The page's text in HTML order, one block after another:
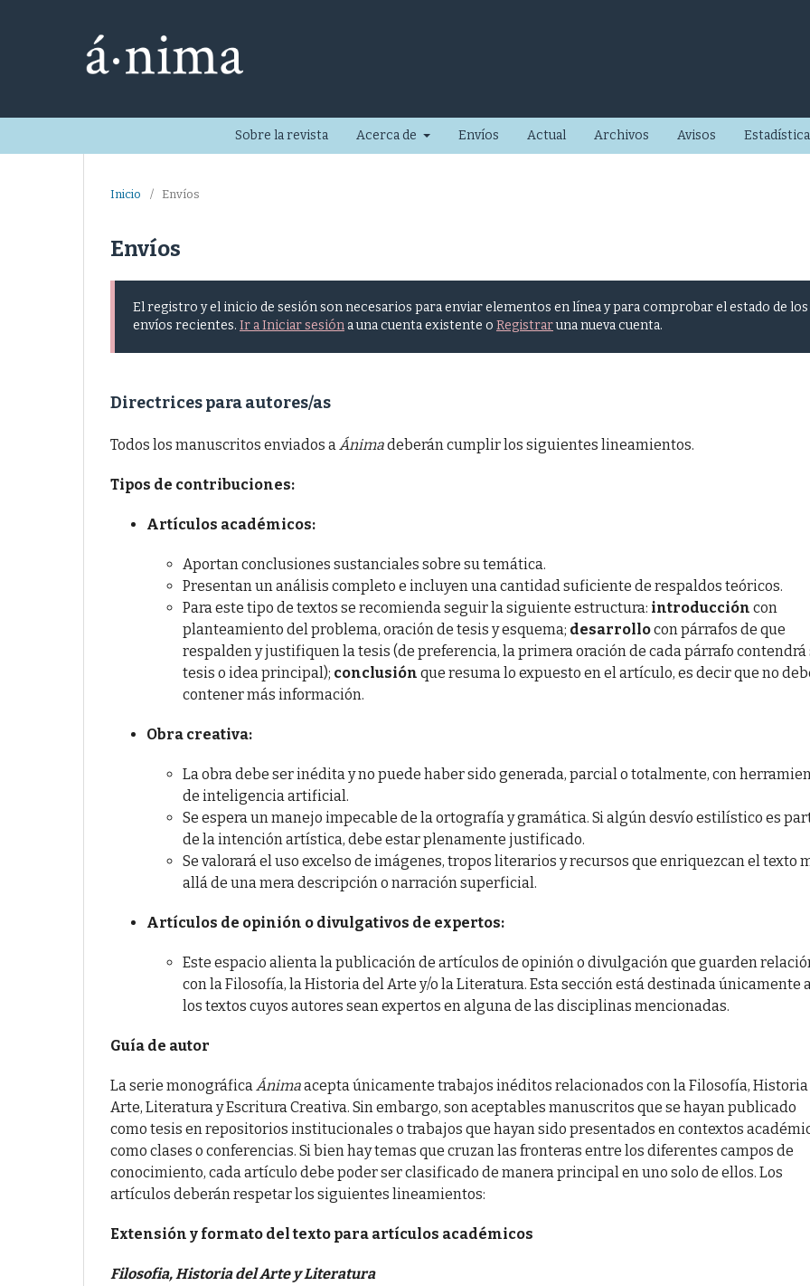
Sobre la revista Acerca de Envíos Actual Archivos Avisos
Inicio / Envíos
Envíos
El registro y el inicio de sesión son necesarios para enviar elementos en línea y para comprobar el estado de los
envíos recientes. Ir a Iniciar sesión a una cuenta existente o Registraruna nueva cuenta.
Directrices para autores/as
Todos los manuscritos enviados aÁnimadeberán cumplir los siguientes lineamientos.
Tipos de contribuciones:
Artículos académicos:
Aportan conclusiones sustanciales sobre su temática.
Presentan un análisis completo e incluyen una cantidad suficiente de respaldos teóricos.
Para este tipo de textos se recomienda seguir la siguiente estructura: introducción con
planteamiento del problema, oración de tesis y esquema; desarrollocon párrafos de que
respalden y justifiquen la tesis (de preferencia, la primera oración de cada párrafo contendrá
tesis o idea principal); conclusión que resuma lo expuesto en el artículo, es decir que no
contener más información.
Obra creativa:
La obra debe ser inédita y no puede haber sido generada, parcial o totalmente, con
de inteligencia artificial.
Se espera un manejo impecable de la ortografía y gramática. Si algún desvío estilístico es
de la intención artística, debe estar plenamente justificado.
Se valorará el uso excelso de imágenes, tropos literarios y recursos que enriquezcan el texto
allá de una mera descripción o narración superficial.
Artículos de opinión o divulgativos de expertos:
Este espacio alienta la publicación de artículos de opinión o divulgación que guarden
con la Filosofía, la Historia del Arte y/o la Literatura. Esta sección está destinada únicamente
los textos cuyos autores sean expertos en alguna de las disciplinas mencionadas.
Guía de autor
La serie monográficaÁnimaacepta únicamente trabajos inéditos relacionados con la Filosofía,
Arte, Literatura y Escritura Creativa. Sin embargo, son aceptables manuscritos que se hayan publicado
como tesis en repositorios institucionales o trabajos que hayan sido presentados en contextos
como clases o conferencias. Si bien hay temas que cruzan las fronteras entre los diferentes campos de
conocimiento, cada artículo debe poder ser clasificado de manera principal en uno solo de ellos. Los
artículos deberán respetar los siguientes lineamientos:
Extensión y formato del texto para artículos académicos
Filosofia, Historia del Arte y Literatura